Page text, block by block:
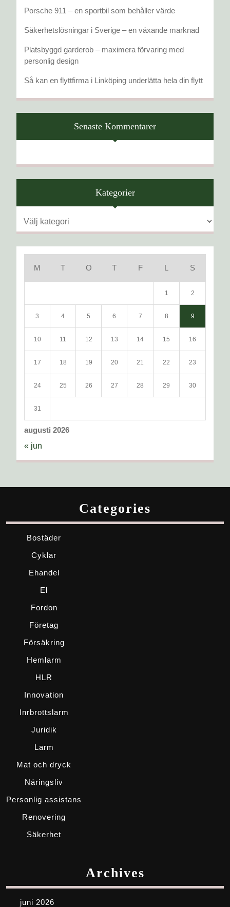
Porsche 911 – en sportbil som behåller värde
Säkerhetslösningar i Sverige – en växande marknad
Platsbyggd garderob – maximera förvaring med
personlig design
Så kan en flyttfirma i Linköping underlätta hela din flytt
Senaste Kommentarer
Kategorier
Kategorier
augusti 2026
M T O T F L S
1 2
3 4 5 6 7 8 9
10 11 12 13 14 15 16
17 18 19 20 21 22 23
24 25 26 27 28 29 30
31
« jun
Categories
Bostäder
Cyklar
Ehandel
El
Fordon
Företag
Försäkring
Hemlarm
HLR
Innovation
Inrbrottslarm
Juridik
Larm
Mat och dryck
Näringsliv
Personlig assistans
Renovering
Säkerhet
Archives
juni 2026